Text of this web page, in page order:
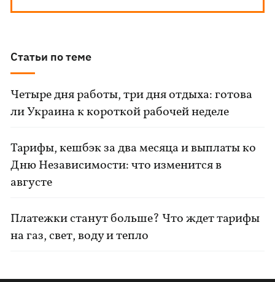
Статьи по теме
Четыре дня работы, три дня отдыха: готова
ли Украина к короткой рабочей неделе
Тарифы, кешбэк за два месяца и выплаты ко
Дню Независимости: что изменится в
августе
Платежки станут больше? Что ждет тарифы
на газ, свет, воду и тепло